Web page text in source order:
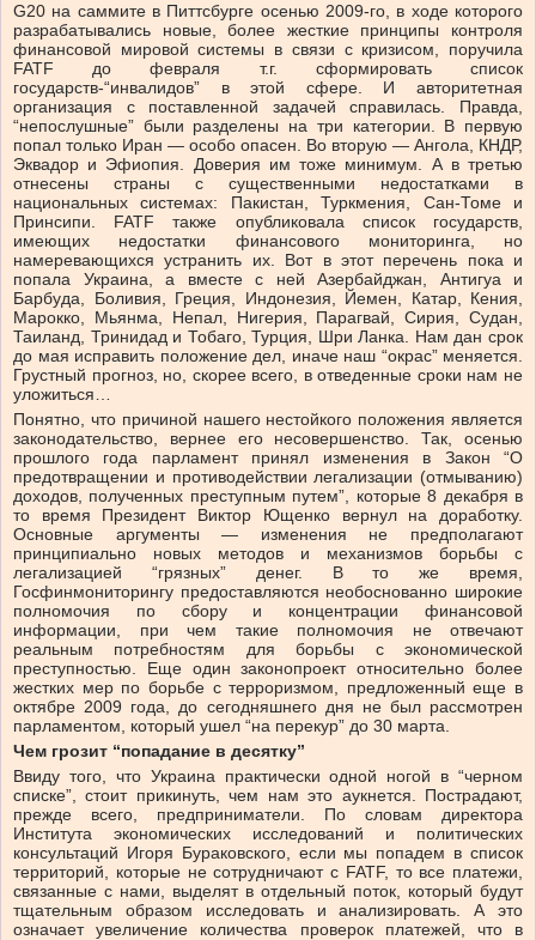
G20 на саммите в Питтсбурге осенью 2009-го, в ходе которого
разрабатывались новые, более жесткие принципы контроля
финансовой мировой системы в связи с кризисом, поручила
FATF до февраля т.г. сформировать список
государств-“инвалидов” в этой сфере. И авторитетная
организация с поставленной задачей справилась. Правда,
“непослушные” были разделены на три категории. В первую
попал только Иран — особо опасен. Во вторую — Ангола, КНДР,
Эквадор и Эфиопия. Доверия им тоже минимум. А в третью
отнесены страны с существенными недостатками в
национальных системах: Пакистан, Туркмения, Сан-Томе и
Принсипи. FATF также опубликовала список государств,
имеющих недостатки финансового мониторинга, но
намеревающихся устранить их. Вот в этот перечень пока и
попала Украина, а вместе с ней Азербайджан, Антигуа и
Барбуда, Боливия, Греция, Индонезия, Йемен, Катар, Кения,
Марокко, Мьянма, Непал, Нигерия, Парагвай, Сирия, Судан,
Таиланд, Тринидад и Тобаго, Турция, Шри Ланка. Нам дан срок
до мая исправить положение дел, иначе наш “окрас” меняется.
Грустный прогноз, но, скорее всего, в отведенные сроки нам не
уложиться…
Понятно, что причиной нашего нестойкого положения является
законодательство, вернее его несовершенство. Так, осенью
прошлого года парламент принял изменения в Закон “О
предотвращении и противодействии легализации (отмыванию)
доходов, полученных преступным путем”, которые 8 декабря в
то время Президент Виктор Ющенко вернул на доработку.
Основные аргументы — изменения не предполагают
принципиально новых методов и механизмов борьбы с
легализацией “грязных” денег. В то же время,
Госфинмониторингу предоставляются необоснованно широкие
полномочия по сбору и концентрации финансовой
информации, при чем такие полномочия не отвечают
реальным потребностям для борьбы с экономической
преступностью. Еще один законопроект относительно более
жестких мер по борьбе с терроризмом, предложенный еще в
октябре 2009 года, до сегодняшнего дня не был рассмотрен
парламентом, который ушел “на перекур” до 30 марта.
Чем грозит “попадание в десятку”
Ввиду того, что Украина практически одной ногой в “черном
списке”, стоит прикинуть, чем нам это аукнется. Пострадают,
прежде всего, предприниматели. По словам директора
Института экономических исследований и политических
консультаций Игоря Бураковского, если мы попадем в список
территорий, которые не сотрудничают с FATF, то все платежи,
связанные с нами, выделят в отдельный поток, который будут
тщательным образом исследовать и анализировать. А это
означает увеличение количества проверок платежей, что в